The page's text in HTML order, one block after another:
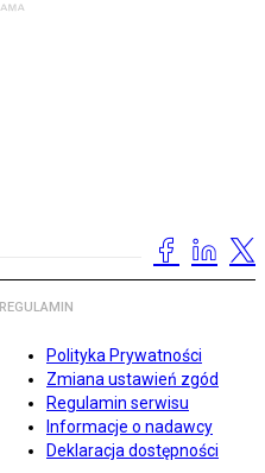
REGULAMIN
Polityka Prywatności
Zmiana ustawień zgód
Regulamin serwisu
Informacje o nadawcy
Deklaracja dostępności